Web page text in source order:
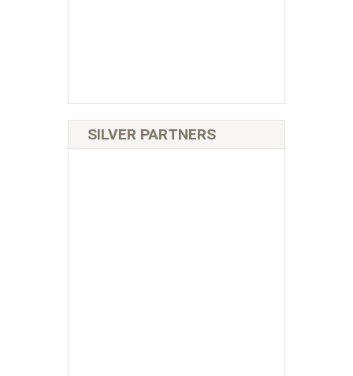
SILVER PARTNERS